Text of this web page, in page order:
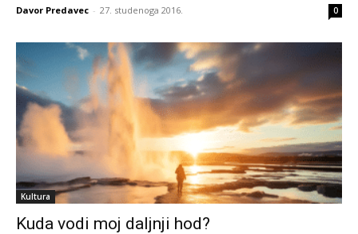
Davor Predavec - 27. studenoga 2016. 0
Kultura
Kuda vodi moj daljnji hod?